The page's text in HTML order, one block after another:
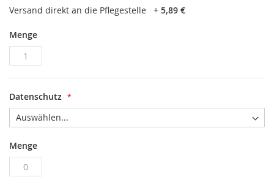
Versand direkt an die Pflegestelle + 5,89 €
Menge
Datenschutz
Menge